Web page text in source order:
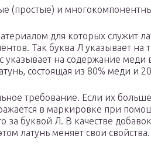
(простые) и
для которых служит
Так буква Л указывает на
на содержание меди
состоящая из 80% меди и
требование. Если их
в маркировке при
за буквой Л. В качестве
латунь меняет свои свойства.